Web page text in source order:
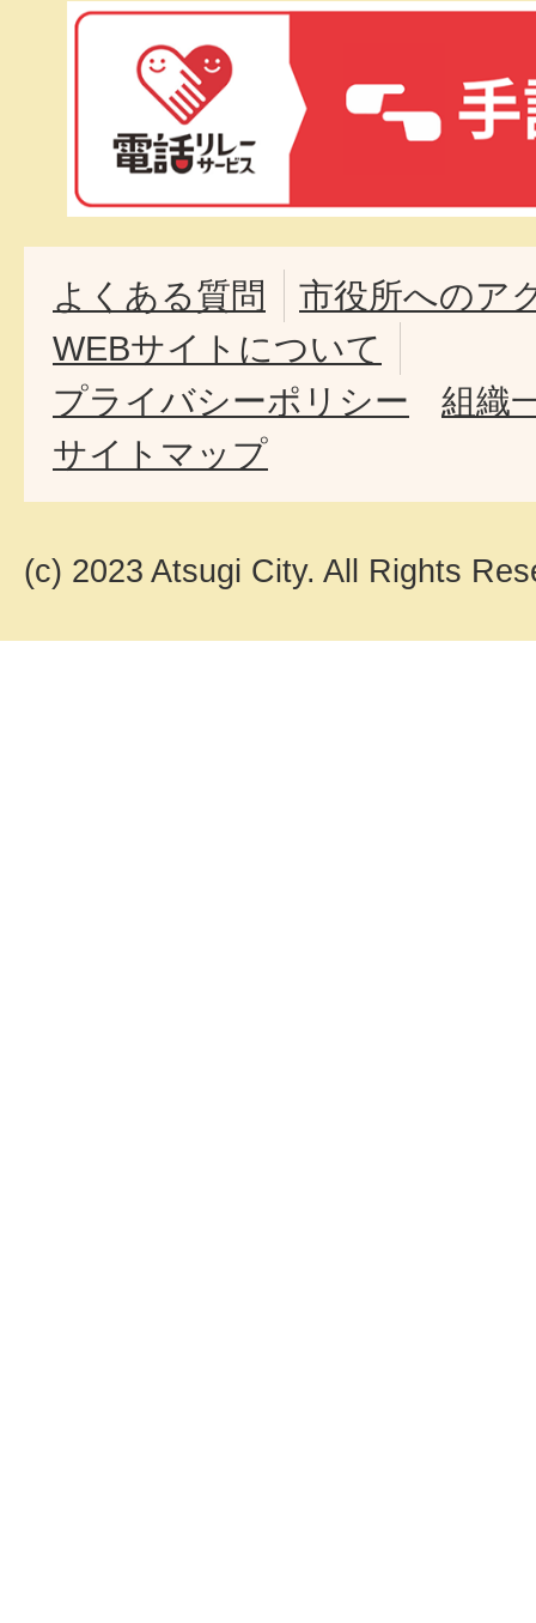
よくある質問
市役所へのア
WEBサイトについて
プライバシーポリシー
組織
サイトマップ
(c) 2023 Atsugi City. All Rights